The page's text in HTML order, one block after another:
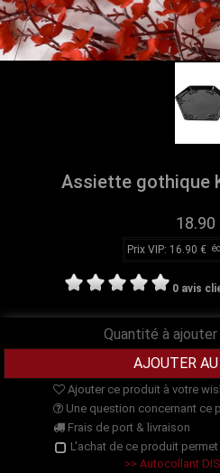
Assiette gothique
18.90
Prix VIP: 16.90 €
0 avis
Quantité à ajouter
Ajouter ce produit à votre
Une question concernant ce
Frais de port & livraison
L'achat de ce produit
>> Autocollant